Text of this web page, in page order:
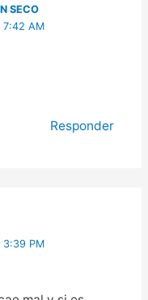
SECO
7:42 AM
Responder
3:39 PM